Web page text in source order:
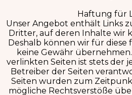
Haftung für
Unser Angebot enthält Links
Dritter, auf deren Inhalte wir
Deshalb können wir für
keine Gewähr
verlinkten Seiten ist stets der
Betreiber der Seiten
Seiten wurden zum
mögliche Rechtsverstöße